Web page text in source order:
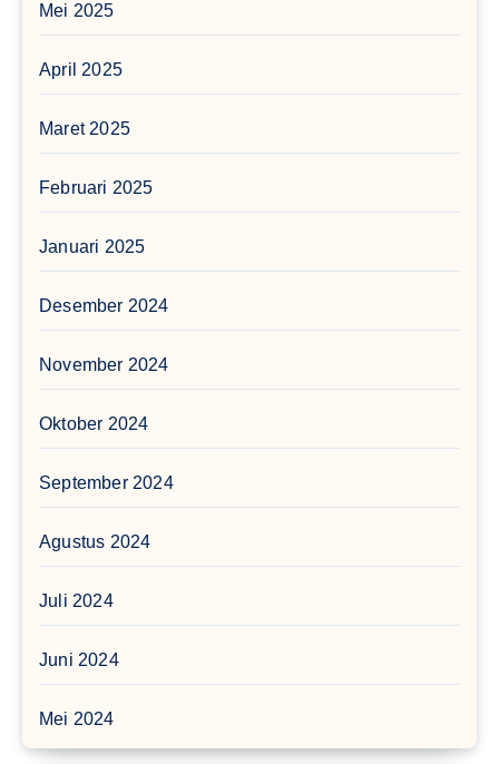
Mei 2025
April 2025
Maret 2025
Februari 2025
Januari 2025
Desember 2024
November 2024
Oktober 2024
September 2024
Agustus 2024
Juli 2024
Juni 2024
Mei 2024